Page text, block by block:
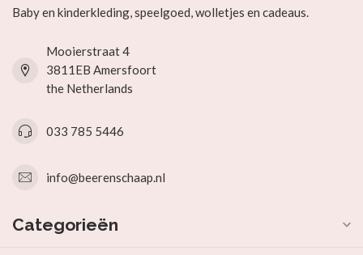
Baby en kinderkleding, speelgoed, wolletjes en cadeaus.
Mooierstraat 4
3811EB Amersfoort
the Netherlands
033 785 5446
info@beerenschaap.nl
Categorieën